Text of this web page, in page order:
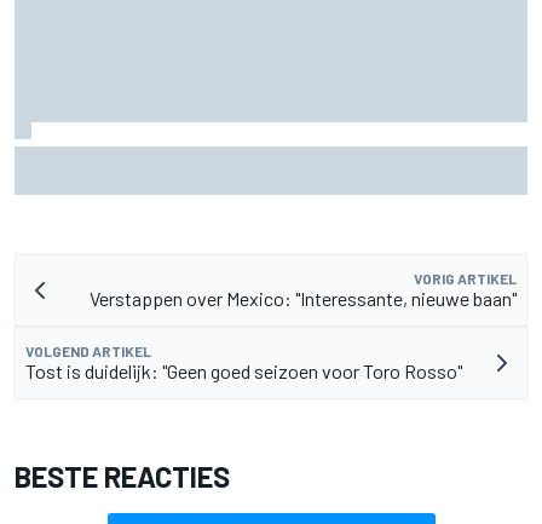
VORIG ARTIKEL
Verstappen over Mexico: "Interessante, nieuwe baan"
VOLGEND ARTIKEL
Tost is duidelijk: "Geen goed seizoen voor Toro Rosso"
BESTE REACTIES